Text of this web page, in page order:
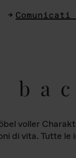
Comunicati
voller
di vita. Tutte